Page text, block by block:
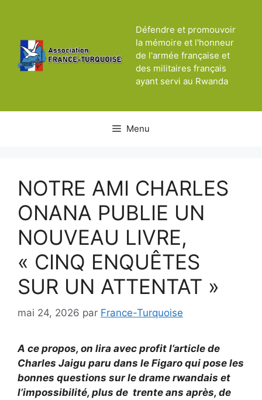
Défendre et promouvoir
la mémoire et l'honneur
de l'armée française et
des militaires français
ayant servi au Rwanda
Menu
NOTRE AMI CHARLES
ONANA PUBLIE UN
NOUVEAU LIVRE,
« CINQ ENQUÊTES
SUR UN ATTENTAT »
mai 24, 2026 par France-Turquoise
A ce propos, on lira avec profit l’article de
Charles Jaigu paru dans le Figaro qui pose les
bonnes questions sur le drame rwandais et
l’impossibilité, plus de trente ans après, de